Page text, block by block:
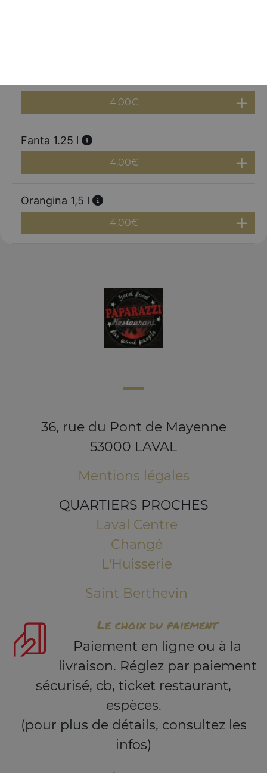
4.00€
Fanta 1.25 l
4.00€
Orangina 1,5 l
4.00€
36, rue du Pont de Mayenne
53000 LAVAL
Mentions légales
QUARTIERS PROCHES
Laval Centre
Changé
L'Huisserie
Saint Berthevin
Le choix du paiement
Paiement en ligne ou à la
livraison. Réglez par paiement
sécurisé, cb, ticket restaurant,
espèces.
(pour plus de détails, consultez les
infos)